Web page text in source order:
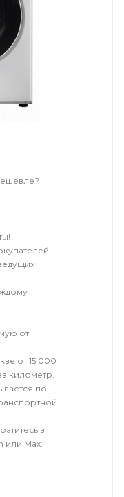
от
от 15 000
километр.
по
в
или Max.